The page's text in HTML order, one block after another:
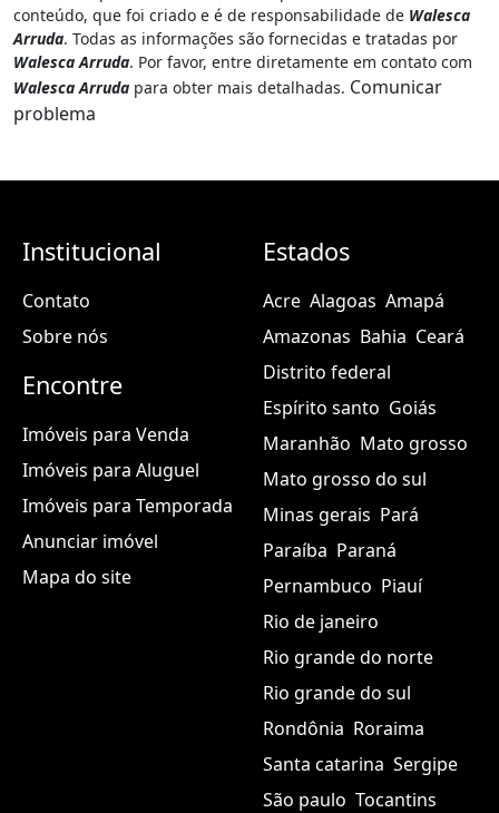
conteúdo, que foi criado e é de responsabilidade de Walesca
Arruda. Todas as informações são fornecidas e tratadas por
Walesca Arruda. Por favor, entre diretamente em contato com
Walesca Arruda para obter mais detalhadas. Comunicar
problema
Institucional
Contato
Sobre nós
Encontre
Imóveis para Venda
Imóveis para Aluguel
Imóveis para Temporada
Anunciar imóvel
Mapa do site
Estados
Acre Alagoas Amapá
Amazonas Bahia Ceará
Distrito federal
Espírito santo Goiás
Maranhão Mato grosso
Mato grosso do sul
Minas gerais Pará
Paraíba Paraná
Pernambuco Piauí
Rio de janeiro
Rio grande do norte
Rio grande do sul
Rondônia Roraima
Santa catarina Sergipe
São paulo Tocantins